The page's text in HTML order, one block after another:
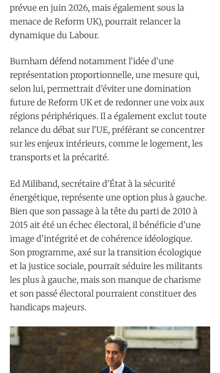
prévue en juin 2026, mais également sous la
menace de Reform UK), pourrait relancer la
dynamique du Labour.
Burnham défend notamment l’idée d’une
représentation proportionnelle, une mesure qui,
selon lui, permettrait d’éviter une domination
future de Reform UK et de redonner une voix aux
régions périphériques. Il a également exclut toute
relance du débat sur l’UE, préférant se concentrer
sur les enjeux intérieurs, comme le logement, les
transports et la précarité.
Ed Miliband, secrétaire d’État à la sécurité
énergétique, représente une option plus à gauche.
Bien que son passage à la tête du parti de 2010 à
2015 ait été un échec électoral, il bénéficie d’une
image d’intégrité et de cohérence idéologique.
Son programme, axé sur la transition écologique
et la justice sociale, pourrait séduire les militants
les plus à gauche, mais son manque de charisme
et son passé électoral pourraient constituer des
handicaps majeurs.